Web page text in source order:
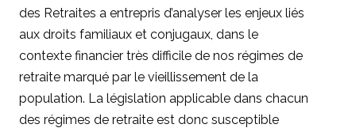
des Retraites a entrepris d’analyser les enjeux liés
aux droits familiaux et conjugaux, dans le
contexte financier très difficile de nos régimes de
retraite marqué par le vieillissement de la
population. La législation applicable dans chacun
des régimes de retraite est donc susceptible